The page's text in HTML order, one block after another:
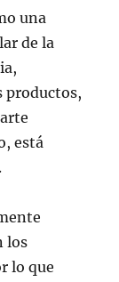
una
de la
productos,
está
los
lo que